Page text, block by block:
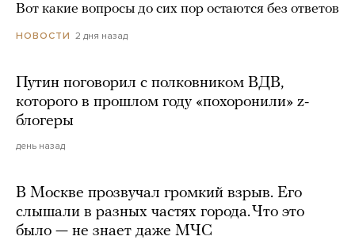
Вот какие вопросы до сих пор остаются без ответов
НОВОСТИ 2 дня назад
Путин поговорил с полковником ВДВ,
которого в прошлом году «похоронили» z-
блогеры
день назад
В Москве прозвучал громкий взрыв. Его
слышали в разных частях города. Что это
было — не знает даже МЧС